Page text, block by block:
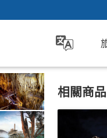
相關商品
塔斯馬尼